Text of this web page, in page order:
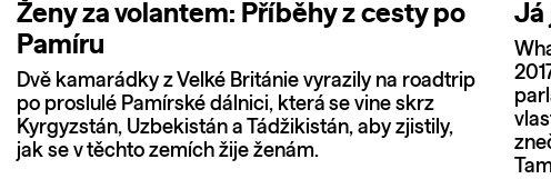
Ženy za volantem: Příběhy z cesty po
Pamíru
Dvě kamarádky z Velké Británie vyrazily na roadtrip
po proslulé Pamírské dálnici, která se vine skrz
Kyrgyzstán, Uzbekistán a Tádžikistán, aby zjistily,
jak se v těchto zemích žije ženám.
Já